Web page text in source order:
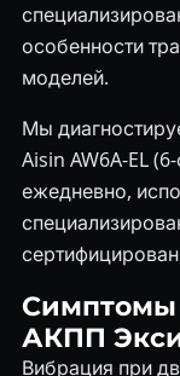
особенности
моделей.
Мы
Aisin AW6A-EL
ежедневно,
Симптомы
АКПП
Вибрация при